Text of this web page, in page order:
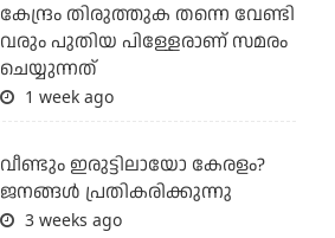
കേന്ദ്രം തിരുത്തുക തന്നെ വേണ്ടി
വരും പുതിയ പിള്ളേരാണ് സമരം
ചെയ്യുന്നത്
1 week ago
വീണ്ടും ഇരുട്ടിലായോ കേരളം?
ജനങ്ങൾ പ്രതികരിക്കുന്നു
3 weeks ago